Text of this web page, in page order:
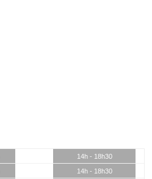
14h - 18h30
14h - 18h30